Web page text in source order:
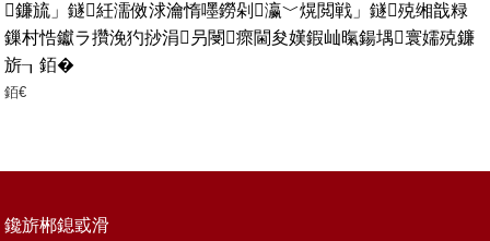
鐮旈」鐩紝濡傚浗瀹惰嚜鐒剁瀛﹀熀閲戦」鐩殑缃戠粶
鏁村悎钀ラ攢浼犳挱涓叧閿瘝閫夋嫨鍜屾暣鍚堣寰嬬殑鐮
旂┒銆�
鑱旂郴鎴戜滑